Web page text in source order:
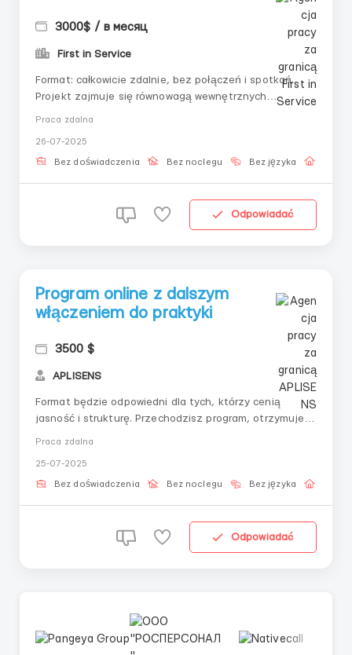
3000$ / в месяц
First in Service
Format: całkowicie zdalnie, bez połączeń i spotkań.
Projekt zajmuje się równowagą wewnętrznych
4 kluczowe wskaźniki• Po pojawieniu się czerwonego
znaku naciskać «zrównoważyć&raqu...
Praca zdalna
26-07-2025
Bez doświadczenia Bez noclegu Bez języka
Odpowiadać
Program online z dalszym
włączeniem do praktyki
3500 $
APLISENS
Format będzie odpowiedni dla tych, którzy cenią
jasność i strukturę. Przechodzisz program, otrzymujesz
stopniowo zarabiać. Wszystko jest już zorganizowane.
💼 Warunki: K — Kurs bez przeciążeni...
Praca zdalna
25-07-2025
Bez doświadczenia Bez noclegu Bez języka
Odpowiadać